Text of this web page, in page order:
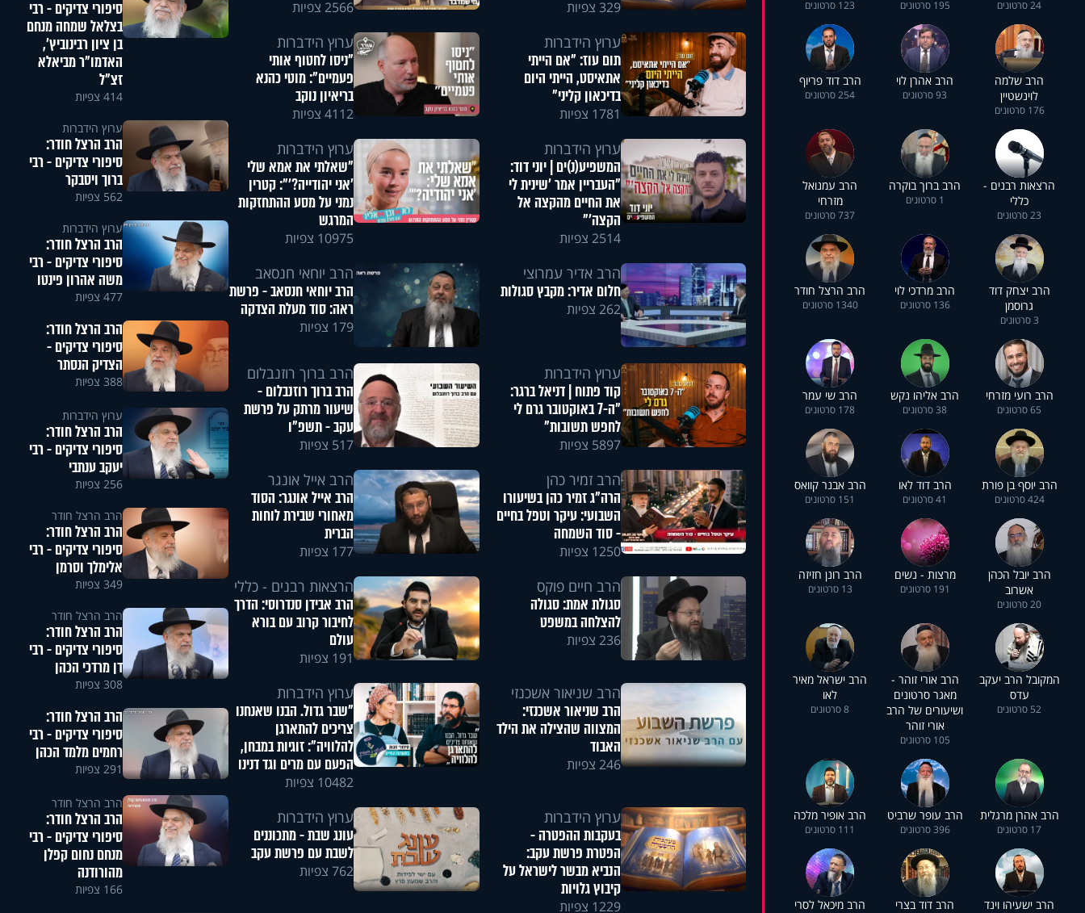
24 סרטונים 195 סרטונים 123 סרטונים
הרב שלמה
לוינשטיין
176 סרטונים
הרב אהרן לוי
93 סרטונים
הרב דוד פריוף
254 סרטונים
הרצאות רבנים -
כללי
23 סרטונים
הרב ברוך בוקרה
1 סרטונים
הרב עמנואל
מזרחי
737 סרטונים
הרב יצחק דוד
גרוסמן
3 סרטונים
הרב מרדכי לוי
136 סרטונים
הרב הרצל חודר
1340 סרטונים
הרב רועי מזרחי
65 סרטונים
הרב אליהו נקש
38 סרטונים
הרב שי עמר
178 סרטונים
הרב יוסף בן פורת
424 סרטונים
הרב דוד לאו
41 סרטונים
הרב אבנר קוואס
151 סרטונים
הרב יובל הכהן
אשרוב
20 סרטונים
מרצות - נשים
191 סרטונים
הרב רונן חזיזה
13 סרטונים
המקובל הרב יעקב
עדס
52 סרטונים
הרב אורי זוהר -
מאגר סרטונים
ושיעורים של הרב
אורי זוהר
105 סרטונים
הרב ישראל מאיר
לאו
8 סרטונים
הרב אהרן מרגלית
17 סרטונים
הרב עופר שרביט
396 סרטונים
הרב אופיר מלכה
111 סרטונים
הרב ישעיהו וינד הרב דוד בצרי הרב מיכאל לסרי
329 צפיות 2566 צפיות
ערוץ הידברות
תום עוז: "אם הייתי
אתאיסט, הייתי היום
בדיכאון קליני"
1781 צפיות
ערוץ הידברות
"ניסו לחטוף אותי
פעמיים": מוטי כהנא
בריאיון נוקב
4112 צפיות
ערוץ הידברות
המשפיע(נ)ים | יוני דוד:
"העבריין אמר 'שינית לי
את החיים מהקצה אל
הקצה'"
2514 צפיות
ערוץ הידברות
"שאלתי את אמא שלי
'אני יהודייה?'": קטרין
נמני על מסע ההתחזקות
המרגש
10975 צפיות
הרב אדיר עמרוצי
חלום אדיר: מקבץ סגולות
262 צפיות
הרב יוחאי חנסאב
הרב יוחאי חנסאב - פרשת
ראה: סוד מעלת הצדקה
179 צפיות
ערוץ הידברות
קוד פתוח | דניאל ברגר:
"ה-7 באוקטובר גרם לי
לחפש תשובות"
5897 צפיות
הרב ברוך רוזנבלום
הרב ברוך רוזנבלום -
שיעור מרתק על פרשת
עקב - תשפ"ו
517 צפיות
הרב זמיר כהן
הרה"ג זמיר כהן בשיעורו
השבועי: עיקר וטפל בחיים
- סוד השמחה
1250 צפיות
הרב אייל אונגר
הרב אייל אונגר: הסוד
מאחורי שבירת לוחות
הברית
177 צפיות
הרב חיים פוקס
סגולת אמת: סגולה
להצלחה במשפט
236 צפיות
הרצאות רבנים - כללי
הרב אבידן סנדרוסי: הדרך
לחיבור קרוב עם בורא
עולם
191 צפיות
הרב שניאור אשכנזי
הרב שניאור אשכנזי:
המצווה שהצילה את הילד
האבוד
246 צפיות
ערוץ הידברות
"שבר גדול. הבנו שאנחנו
צריכים להתארגן
להלוויה": זוגיות במבחן,
הפעם עם מרים וגד דנינו
10482 צפיות
ערוץ הידברות
בעקבות ההפטרה -
הפטרת פרשת עקב:
הנביא מבשר לישראל על
קיבוץ גלויות
1229 צפיות
ערוץ הידברות
עונג שבת - מתכוננים
לשבת עם פרשת עקב
762 צפיות
סיפורי צדיקים - רבי
בצלאל שמחה מנחם
בן ציון רבינוביץ',
האדמו"ר מביאלא
זצ"ל
414 צפיות
ערוץ הידברות
הרב הרצל חודר:
סיפורי צדיקים - רבי
ברוך ויסבקר
562 צפיות
ערוץ הידברות
הרב הרצל חודר:
סיפורי צדיקים - רבי
משה אהרון פינטו
477 צפיות
הרב הרצל חודר:
סיפורי צדיקים -
הצדיק הנסתר
388 צפיות
ערוץ הידברות
הרב הרצל חודר:
סיפורי צדיקים - רבי
יעקב ענתבי
256 צפיות
הרב הרצל חודר
הרב הרצל חודר:
סיפורי צדיקים - רבי
אלימלך וסרמן
349 צפיות
הרב הרצל חודר
הרב הרצל חודר:
סיפורי צדיקים - רבי
דן מרדכי הכהן
308 צפיות
הרב הרצל חודר:
סיפורי צדיקים - רבי
רחמים מלמד הכהן
291 צפיות
הרב הרצל חודר
הרב הרצל חודר:
סיפורי צדיקים - רבי
מנחם נחום קפלן
מהורודנה
166 צפיות